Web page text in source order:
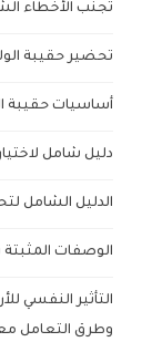
تجنب الأخطاء
تحضير حقيبة
أساسيات حقيبة
دليل شامل
الدليل الشامل
الوصفات المثبتة
التأثير النفسي
وطرق التعامل